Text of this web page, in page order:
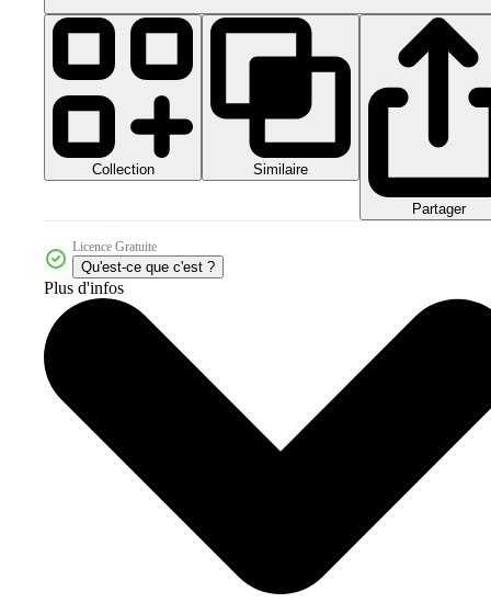
Collection Similaire
Partager
Licence Gratuite
Qu'est-ce que c'est ?
Plus d'infos